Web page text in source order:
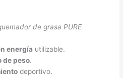
de grasa PURE
energía utilizable.
de peso.
deportivo.